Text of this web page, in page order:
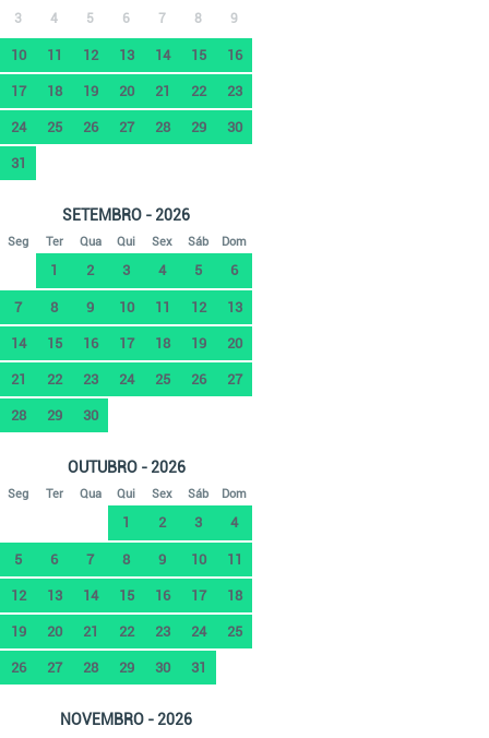
3 4 5 6 7 8 9
10 11 12 13 14 15 16
17 18 19 20 21 22 23
24 25 26 27 28 29 30
31
SETEMBRO - 2026
Seg Ter Qua Qui Sex Sáb Dom
1 2 3 4 5 6
7 8 9 10 11 12 13
14 15 16 17 18 19 20
21 22 23 24 25 26 27
28 29 30
OUTUBRO - 2026
Seg Ter Qua Qui Sex Sáb Dom
1 2 3 4
5 6 7 8 9 10 11
12 13 14 15 16 17 18
19 20 21 22 23 24 25
26 27 28 29 30 31
NOVEMBRO - 2026